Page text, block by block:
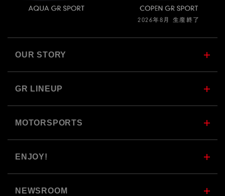
2026年8月 生産終了
OUR STORY
GR LINEUP
MOTORSPORTS
ENJOY!
NEWSROOM